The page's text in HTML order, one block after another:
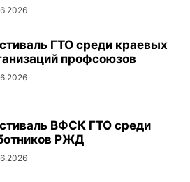
ГТО среди краевых
профсоюзов
ВФСК ГТО среди
РЖД